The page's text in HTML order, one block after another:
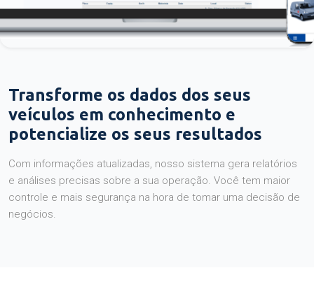
Transforme os dados dos seus
veículos em conhecimento e
potencialize os seus resultados
Com informações atualizadas, nosso sistema gera relatórios
e análises precisas sobre a sua operação. Você tem maior
controle e mais segurança na hora de tomar uma decisão de
negócios.